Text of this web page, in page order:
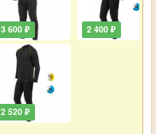
3 600 ₽
2 520 ₽
2 400 ₽